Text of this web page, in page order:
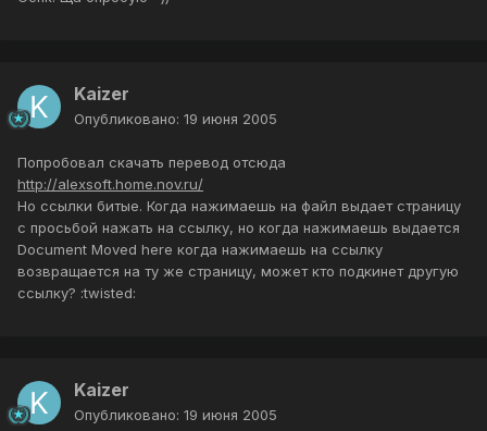
Kaizer
Опубликовано: 19 июня 2005
Попробовал скачать перевод отсюда
http://alexsoft.home.nov.ru/
Но ссылки битые. Когда нажимаешь на файл выдает страницу
с просьбой нажать на ссылку, но когда нажимаешь выдается
Document Moved here когда нажимаешь на ссылку
возвращается на ту же страницу, может кто подкинет другую
ссылку? :twisted:
Kaizer
Опубликовано: 19 июня 2005